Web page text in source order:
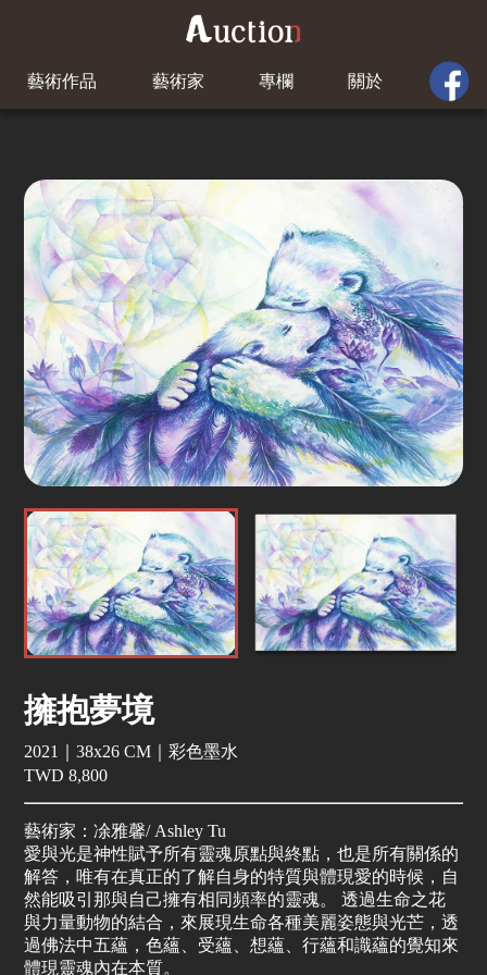
藝術作品 藝術家 專欄 關於
擁抱夢境
2021｜38x26 CM｜彩色墨水
TWD 8,800
藝術家：凃雅馨/ Ashley Tu
愛與光是神性賦予所有靈魂原點與終點，也是所有關係的
解答，唯有在真正的了解自身的特質與體現愛的時候，自
然能吸引那與自己擁有相同頻率的靈魂。 透過生命之花
與力量動物的結合，來展現生命各種美麗姿態與光芒，透
過佛法中五蘊，色蘊、受蘊、想蘊、行蘊和識蘊的覺知來
體現靈魂內在本質。